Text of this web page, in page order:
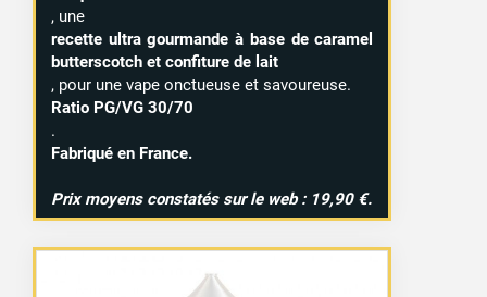
, une
recette ultra gourmande à base de caramel
butterscotch et confiture de lait
, pour une vape onctueuse et savoureuse.
Ratio PG/VG 30/70
.
Fabriqué en France.
Prix moyens constatés sur le web : 19,90 €.